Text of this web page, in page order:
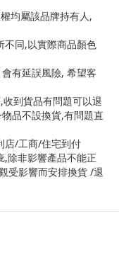
均屬該品牌持有人,
不同,以實際商品顏色
有延誤風險, 希望客
到貨品有問題可以退
品不設換貨,有問題直
店/工商/住宅到付
,除非影響產品不能正
受影響而安排換貨 /退